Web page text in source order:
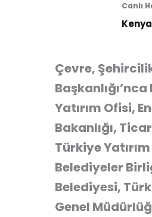
Canlı
Çevre,
Yatırım Ofisi,
Bakanlığı,
Türkiye
Belediyeler
Belediyesi,
Genel